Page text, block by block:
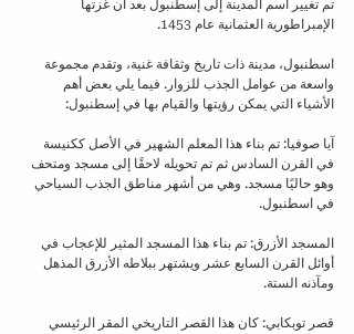
تم تغيير اسم المدينة إلى إسطنبول بعد أن غزتها
الإمبراطورية العثمانية عام 1453.
اسطنبول، مدينة ذات تاريخ وثقافة غنية، وتقدم مجموعة
واسعة من عوامل الجذب للزوار. فيما يلي بعض أهم
الأشياء التي يمكن رؤيتها والقيام بها في إسطنبول:
آيا صوفيا: تم بناء هذا المعلم الشهير في الأصل ككنيسة
في القرن السادس ثم تم تحويله لاحقًا إلى مسجد ومتحف
وهو حاليًا مسجد. وهي من أشهر مناطق الجذب السياحي
في اسطنبول.
المسجد الأزرق: تم بناء هذا المسجد المثير للإعجاب في
أوائل القرن السابع عشر ويشتهر ببلاطه الأزرق المذهل
ومآذنه الستة.
قصر توبكابي: كان هذا القصر التاريخي المقر الرئيسي